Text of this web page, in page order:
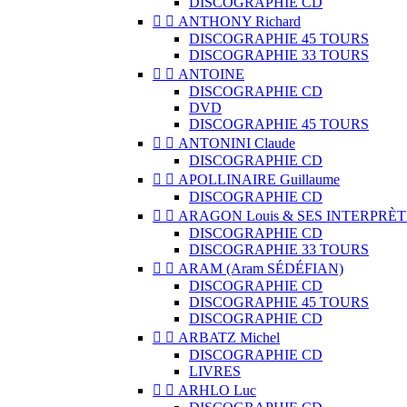
  ANTHONY Richard
DISCOGRAPHIE 45 TOURS
DISCOGRAPHIE 33 TOURS
  ANTOINE
DISCOGRAPHIE CD
DVD
DISCOGRAPHIE 45 TOURS
  ANTONINI Claude
DISCOGRAPHIE CD
  APOLLINAIRE Guillaume
DISCOGRAPHIE CD
  ARAGON Louis & SES
DISCOGRAPHIE CD
DISCOGRAPHIE 33 TOURS
  ARAM (Aram SÉDÉFIAN)
DISCOGRAPHIE CD
DISCOGRAPHIE 45 TOURS
DISCOGRAPHIE CD
  ARBATZ Michel
DISCOGRAPHIE CD
LIVRES
  ARHLO Luc